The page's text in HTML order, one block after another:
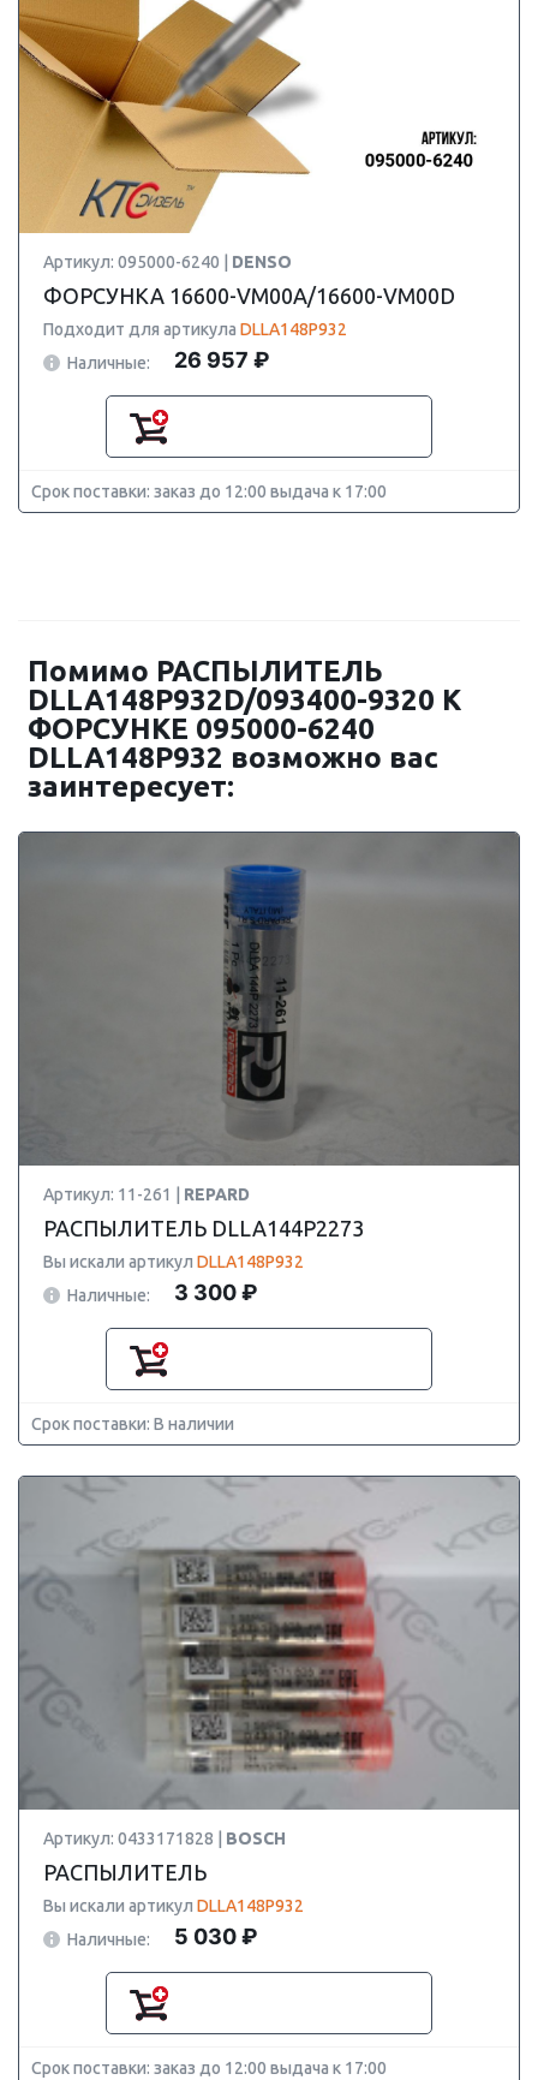
Артикул: 095000-6240 | DENSO
ФОРСУНКА 16600-VM00A/16600-VM00D
Подходит для артикула DLLA148P932
Наличные:
26 957 ₽
Срок поставки: заказ до 12:00 выдача к 17:00
Помимо РАСПЫЛИТЕЛЬ
DLLA148P932D/093400-9320 К
ФОРСУНКЕ 095000-6240
DLLA148P932 возможно вас
заинтересует:
Артикул: 11-261 | REPARD
РАСПЫЛИТЕЛЬ DLLA144P2273
Вы искали артикул DLLA148P932
Наличные:
3 300 ₽
Срок поставки: В наличии
Артикул: 0433171828 | BOSCH
РАСПЫЛИТЕЛЬ
Вы искали артикул DLLA148P932
Наличные:
5 030 ₽
Срок поставки: заказ до 12:00 выдача к 17:00